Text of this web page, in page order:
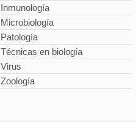
Inmunología
Microbiología
Patología
Técnicas en biología
Virus
Zoología